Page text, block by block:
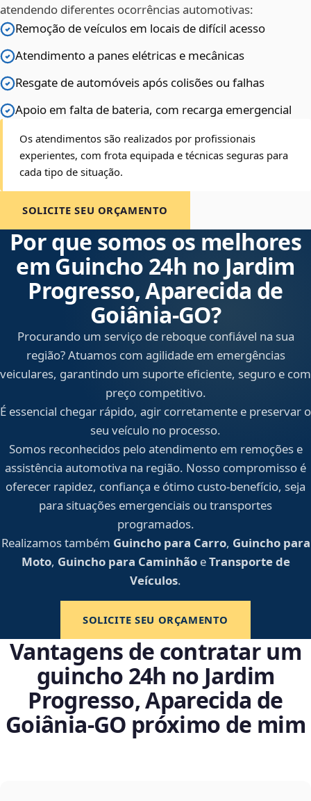
atendendo diferentes ocorrências automotivas:
Remoção de veículos em locais de difícil acesso
Atendimento a panes elétricas e mecânicas
Resgate de automóveis após colisões ou falhas
Apoio em falta de bateria, com recarga emergencial
Os atendimentos são realizados por profissionais
experientes, com frota equipada e técnicas seguras para
cada tipo de situação.
SOLICITE SEU ORÇAMENTO
Por que somos os melhores
em Guincho 24h no Jardim
Progresso, Aparecida de
Goiânia‑GO?
Procurando um serviço de reboque confiável na sua
região? Atuamos com agilidade em emergências
veiculares, garantindo um suporte eficiente, seguro e com
preço competitivo.
É essencial chegar rápido, agir corretamente e preservar o
seu veículo no processo.
Somos reconhecidos pelo atendimento em remoções e
assistência automotiva na região. Nosso compromisso é
oferecer rapidez, confiança e ótimo custo-benefício, seja
para situações emergenciais ou transportes
programados.
Realizamos também Guincho para Carro, Guincho para
Moto, Guincho para CaminhãoeTransporte de
Veículos.
SOLICITE SEU ORÇAMENTO
Vantagens de contratar um
guincho 24h no Jardim
Progresso, Aparecida de
Goiânia‑GO próximo de mim